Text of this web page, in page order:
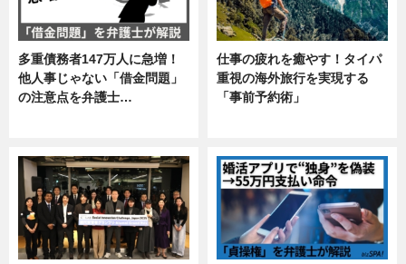
多重債務者147万人に急増！
他人事じゃない「借金問題」
の注意点を弁護士…
仕事の疲れを癒やす！タイパ
重視の海外旅行を実現する
「事前予約術」